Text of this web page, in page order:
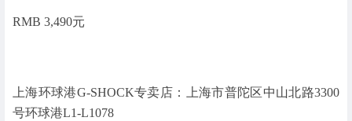
RMB 3,490元
上海环球港G-SHOCK专卖店：上海市普陀区中山北路3300
号环球港L1-L1078